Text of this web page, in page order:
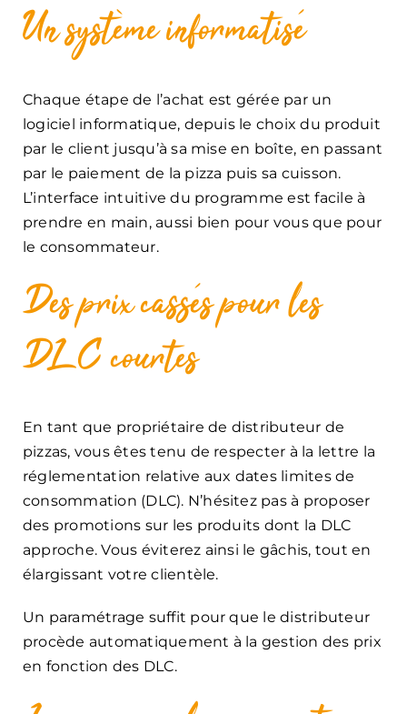
Un système informatisé
Chaque étape de l’achat est gérée par un
logiciel informatique, depuis le choix du produit
par le client jusqu’à sa mise en boîte, en passant
par le paiement de la pizza puis sa cuisson.
L’interface intuitive du programme est facile à
prendre en main, aussi bien pour vous que pour
le consommateur.
Des prix cassés pour les
DLC courtes
En tant que propriétaire de distributeur de
pizzas, vous êtes tenu de respecter à la lettre la
réglementation relative aux dates limites de
consommation (DLC). N’hésitez pas à proposer
des promotions sur les produits dont la DLC
approche. Vous éviterez ainsi le gâchis, tout en
élargissant votre clientèle.
Un paramétrage suffit pour que le distributeur
procède automatiquement à la gestion des prix
en fonction des DLC.